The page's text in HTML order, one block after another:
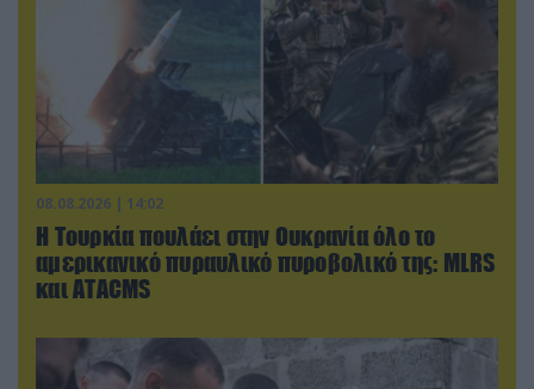
08.08.2026 | 14:02
Η Τουρκία πουλάει στην Ουκρανία όλο το
αμερικανικό πυραυλικό πυροβολικό της: MLRS
και ΑΤΑCMS